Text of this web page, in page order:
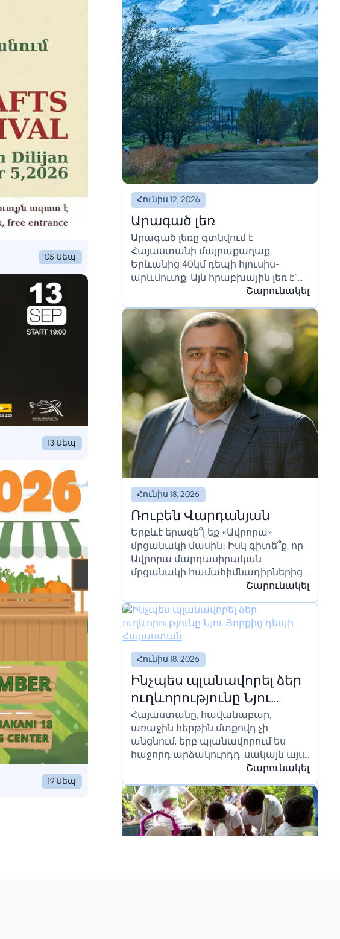
05 Սեպ
13 Սեպ
19 Սեպ
Հունիս 12, 2026
Արագած լեռ
Արագած լեռը գտնվում է
Հայաստանի մայրաքաղաք
Երևանից 40կմ դեպի հյուսիս-
արևմուտք: Այն հրաբխային լեռ է`
հսկայական խառնարանով և
անցյալում պարբերաբար
արտավիժել են...
Շարունակել
Հունիս 18, 2026
Ռուբեն Վարդանյան
Երբևէ երազե՞լ եք «Ավրորա»
մրցանակի մասին։ Իսկ գիտե՞ք, որ
Ավրորա մարդասիրական
մրցանակի համահիմնադիրներից
մեկը հայ է։ Այդ հայը Ռուբեն
նախաձեռնող, տարբեր...
Շարունակել
Հունիս 18, 2026
Ինչպես պլանավորել ձեր
ուղևորությունը Նյու
Յորքից դեպի Հայաստան
Հայաստանը, հավանաբար,
առաջին հերթին մտքովդ չի
անցնում, երբ պլանավորում ես
հաջորդ արձակուրդդ, սակայն այս
անհավանական երկիրը դառնում է
զբոսաշրջիկների համար։ Երկիրը...
Շարունակել